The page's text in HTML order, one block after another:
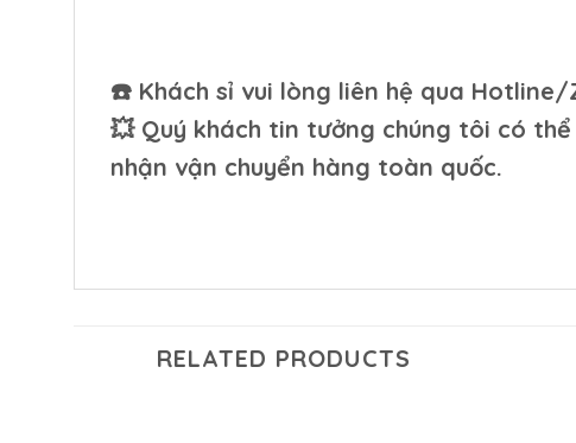
☎️ Khách sỉ vui lòng liên hệ qua Hotline/
💥 Quý khách tin tưởng chúng tôi có
nhận vận chuyển hàng toàn quốc.
RELATED PRODUCTS